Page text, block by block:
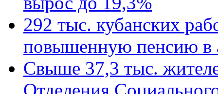
292 тыс. кубанских
повышенную пенсию в
Свыше 37,3 тыс.